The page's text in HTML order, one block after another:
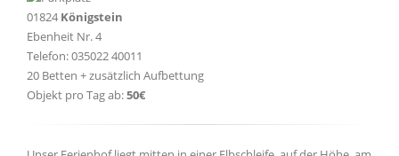
01824 Königstein
Ebenheit Nr. 4
Telefon: 035022 40011
20 Betten + zusätzlich Aufbettung
Objekt pro Tag ab:50€